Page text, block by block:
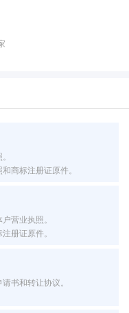
商标注册证原件。
营业执照。
册证原件。
书和转让协议。